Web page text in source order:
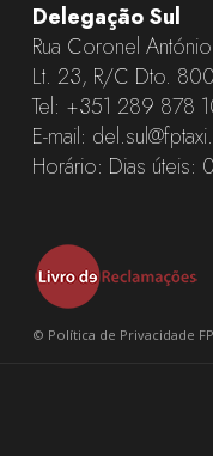
Delegação Sul
Rua Coronel
Lt. 23, R/C Dto.
Tel: +351 289 878
E-mail:
Horário: Dias úteis:
© Política de Privacidade